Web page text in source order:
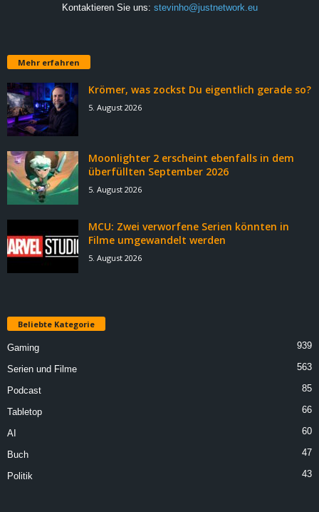
Kontaktieren Sie uns: stevinho@justnetwork.eu
Mehr erfahren
Krömer, was zockst Du eigentlich gerade so?
5. August 2026
Moonlighter 2 erscheint ebenfalls in dem
überfüllten September 2026
5. August 2026
MCU: Zwei verworfene Serien könnten in
Filme umgewandelt werden
5. August 2026
Beliebte Kategorie
Gaming 939
Serien und Filme 563
Podcast 85
Tabletop 66
AI 60
Buch 47
Politik 43